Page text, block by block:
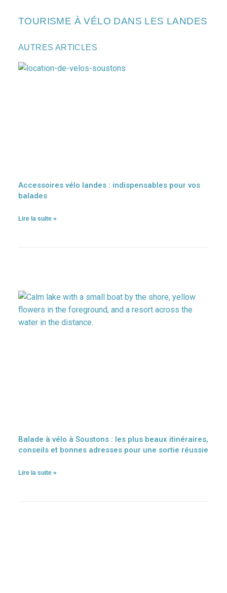
TOURISME À VÉLO DANS LES LANDES
AUTRES ARTICLES
Accessoires vélo landes : indispensables pour vos
balades
Lire la suite »
Balade à vélo à Soustons : les plus beaux itinéraires,
conseils et bonnes adresses pour une sortie réussie
Lire la suite »